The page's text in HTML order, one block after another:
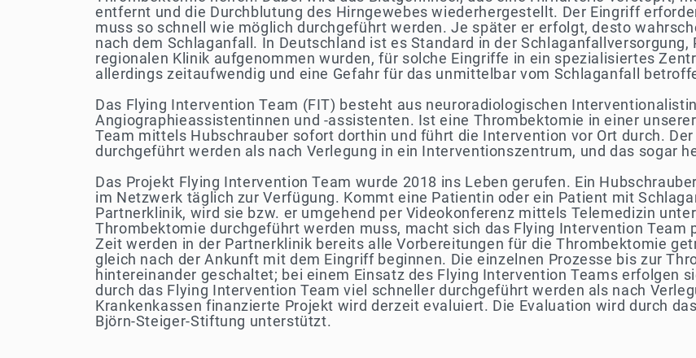
entfernt und die Durchblutung des Hirngewebes wiederhergestellt. Der Eingriff
muss so schnell wie möglich durchgeführt werden. Je später er erfolgt, desto
nach dem Schlaganfall. In Deutschland ist es Standard in der
regionalen Klinik aufgenommen wurden, für solche Eingriffe in ein spezialisiertes
allerdings zeitaufwendig und eine Gefahr für das unmittelbar vom Schlaganfall
Das Flying Intervention Team (FIT) besteht aus neuroradiologischen
Angiographieassistentinnen und -assistenten. Ist eine Thrombektomie in einer
Team mittels Hubschrauber sofort dorthin und führt die Intervention vor Ort durch.
durchgeführt werden als nach Verlegung in ein Interventionszentrum, und das sogar
Das Projekt Flying Intervention Team wurde 2018 ins Leben gerufen. Ein
im Netzwerk täglich zur Verfügung. Kommt eine Patientin oder ein Patient mit
Partnerklinik, wird sie bzw. er umgehend per Videokonferenz mittels Telemedizin
Thrombektomie durchgeführt werden muss, macht sich das Flying Intervention Team
Zeit werden in der Partnerklinik bereits alle Vorbereitungen für die Thrombektomie
gleich nach der Ankunft mit dem Eingriff beginnen. Die einzelnen Prozesse bis zur
hintereinander geschaltet; bei einem Einsatz des Flying Intervention Teams erfolgen
durch das Flying Intervention Team viel schneller durchgeführt werden als nach
Krankenkassen finanzierte Projekt wird derzeit evaluiert. Die Evaluation wird durch
Björn-Steiger-Stiftung unterstützt.